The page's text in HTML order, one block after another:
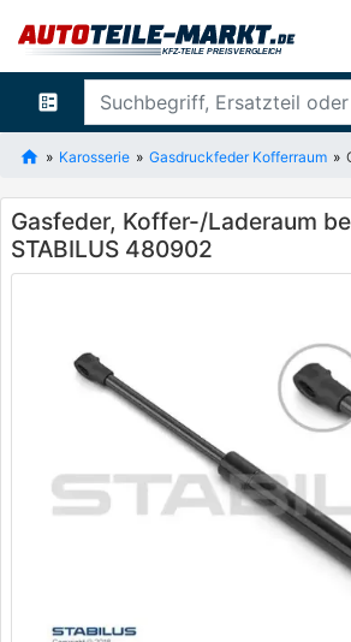
ballot
Karosserie Gasdruckfeder Kofferraum
Gasfeder, Koffer-/Laderaum
STABILUS 480902